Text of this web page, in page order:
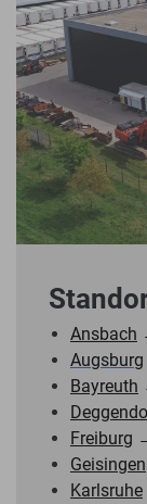
Ansbach
Augsburg
Bayreuth
Freiburg
Geisingen
Karlsruhe